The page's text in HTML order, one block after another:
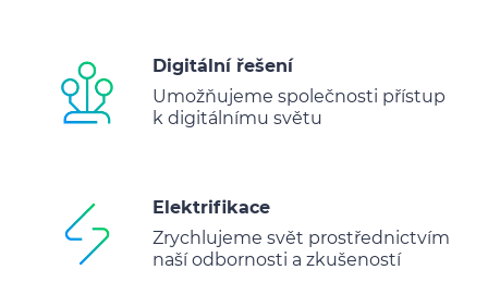
Digitální řešení
Umožňujeme společnosti přístup
k digitálnímu světu
Elektrifikace
Zrychlujeme svět prostřednictvím
naší odbornosti a zkušeností